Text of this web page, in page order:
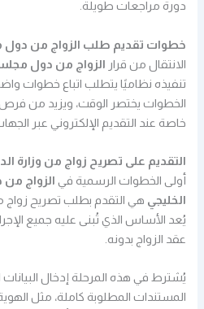
دورة مراجعات طويلة.
خطوات تقديم طلب الزواج من دول
الانتقال من قرار الزواج من دول
تنفيذه نظاميًا يتطلب اتباع خطوات
الخطوات يختصر الوقت، ويزيد من
خاصة عند التقديم الإلكتروني عبر
التقديم على تصريح زواج من وزارة
أولى الخطوات الرسمية في الزواج
الخليجي هي التقدم بطلب تصريح زواج
يُعد الأساس الذي تُبنى عليه جميع
عقد الزواج بدونه.
يُشترط في هذه المرحلة إدخال
المستندات المطلوبة كاملة، مثل